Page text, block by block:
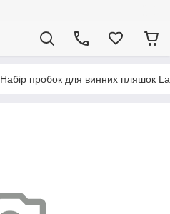
Набір пробок для винних пляшок